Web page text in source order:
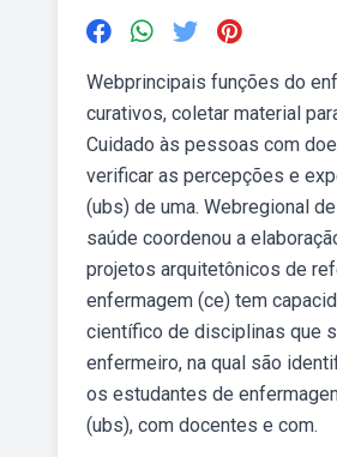
Webprincipais funções do
curativos, coletar material
Cuidado às pessoas com
verificar as percepções e
(ubs) de uma. Webregional
saúde coordenou a
projetos arquitetônicos de
enfermagem (ce) tem
científico de disciplinas que
enfermeiro, na qual são
os estudantes de
(ubs), com docentes e com.